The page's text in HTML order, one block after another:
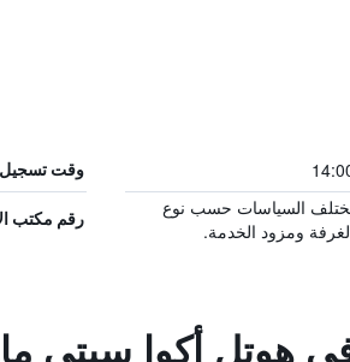
وقت تسجيل
السياسات حسب نوع
ومزود الخدمة.
رقم مكتب
هوتل أكوا سيتي